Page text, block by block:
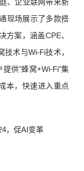
、企业联网带来新
现场展示了多款搭
方案，涵盖CPE、
术与Wi-Fi技术，
供"蜂窝+Wi-Fi"集
本，快速进入重点